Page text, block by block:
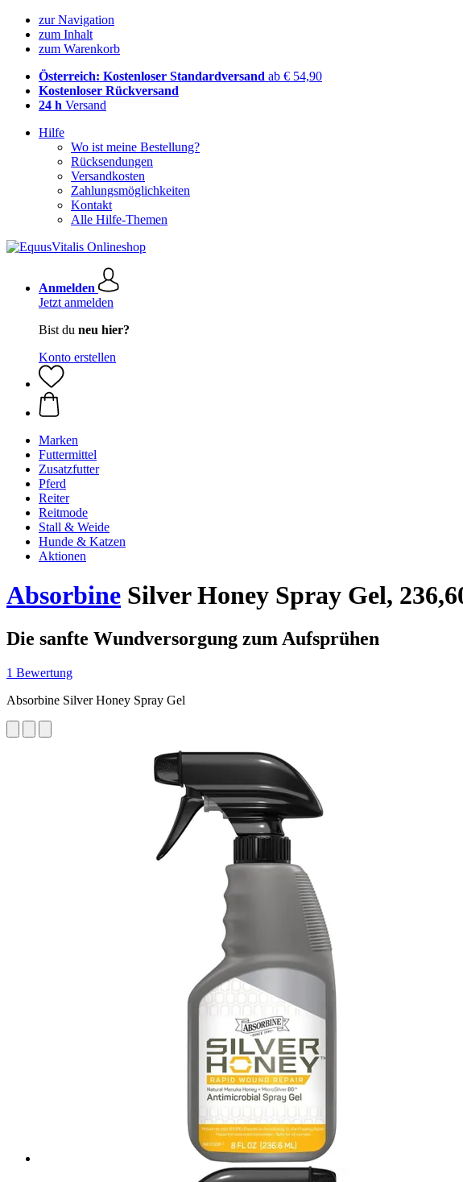
zur Navigation
zum Inhalt
zum Warenkorb
Österreich: Kostenloser Standardversand ab € 54,90
Kostenloser Rückversand
24 h Versand
Hilfe
Wo ist meine Bestellung?
Rücksendungen
Versandkosten
Zahlungsmöglichkeiten
Kontakt
Alle Hilfe-Themen
Anmelden
Jetzt anmelden
Bist du neu hier?
Konto erstellen
Marken
Futtermittel
Zusatzfutter
Pferd
Reiter
Reitmode
Stall & Weide
Hunde & Katzen
Aktionen
Absorbine Silver Honey Spray Gel,
Die sanfte Wundversorgung zum Aufsprühen
1 Bewertung
Absorbine Silver Honey Spray Gel